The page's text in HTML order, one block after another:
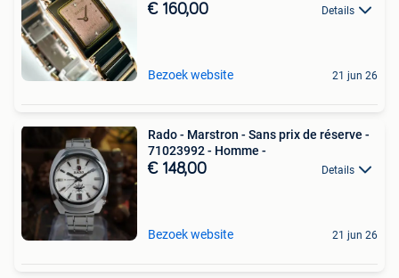
€ 160,00 Details
Bezoek website 21 jun 26
Rado - Marstron - Sans prix de réserve -
71023992 - Homme -
€ 148,00 Details
Bezoek website 21 jun 26